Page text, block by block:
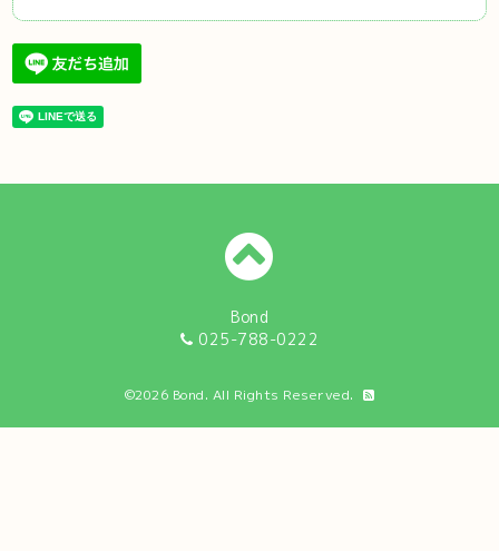
Bond
025-788-0222
©2026 Bond. All Rights Reserved.